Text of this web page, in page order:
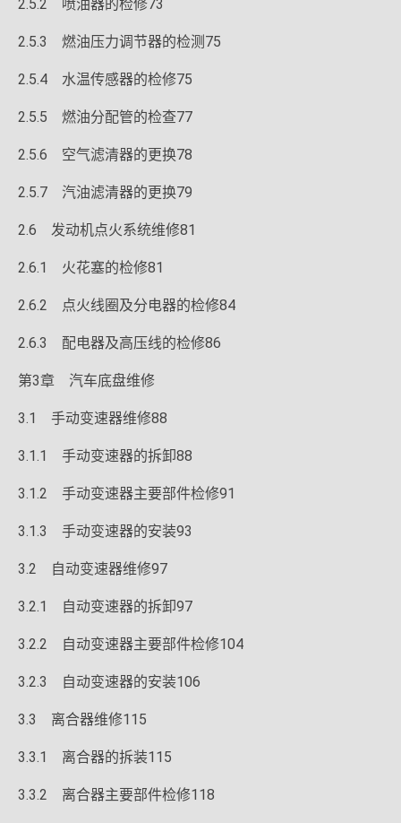
2.5.2 喷油器的检修73
2.5.3 燃油压力调节器的检测75
2.5.4 水温传感器的检修75
2.5.5 燃油分配管的检查77
2.5.6 空气滤清器的更换78
2.5.7 汽油滤清器的更换79
2.6 发动机点火系统维修81
2.6.1 火花塞的检修81
2.6.2 点火线圈及分电器的检修84
2.6.3 配电器及高压线的检修86
第3章 汽车底盘维修
3.1 手动变速器维修88
3.1.1 手动变速器的拆卸88
3.1.2 手动变速器主要部件检修91
3.1.3 手动变速器的安装93
3.2 自动变速器维修97
3.2.1 自动变速器的拆卸97
3.2.2 自动变速器主要部件检修104
3.2.3 自动变速器的安装106
3.3 离合器维修115
3.3.1 离合器的拆装115
3.3.2 离合器主要部件检修118